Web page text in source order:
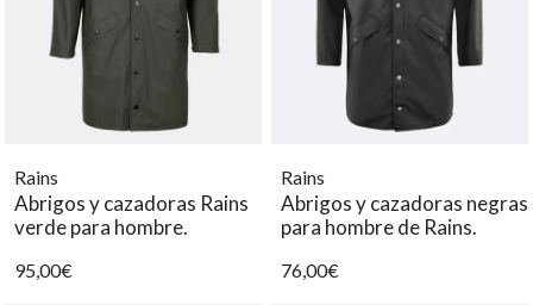
Rains
Abrigos y cazadoras Rains
verde para hombre.
95,00€
Rains
Abrigos y cazadoras negras
para hombre de Rains.
76,00€